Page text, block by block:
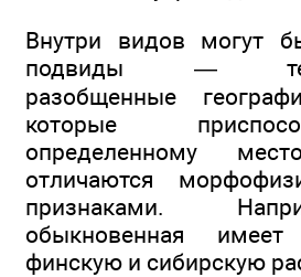
Внутри видов могут
подвиды —
разобщенные
которые
определенному
отличаются
признаками.
обыкновенная имеет
финскую и сибирскую